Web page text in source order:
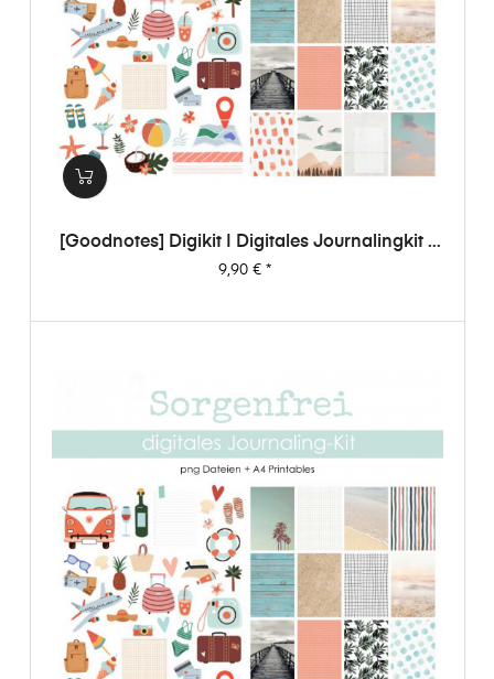
[Goodnotes] Digikit | Digitales Journalingkit -
Sorgenfrei
Preis
9,90 €*